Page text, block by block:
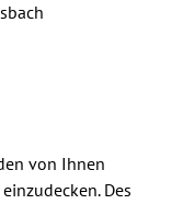
von Ihnen
Des